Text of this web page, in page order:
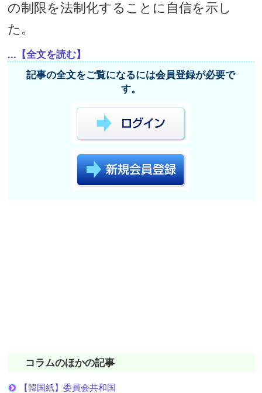
の制限を法制化することに自信を示し
た。
...【全文を読む】
記事の全文をご覧になるには会員登録が必要で
す。
コラムのほかの記事
【韓国紙】委員会共和国